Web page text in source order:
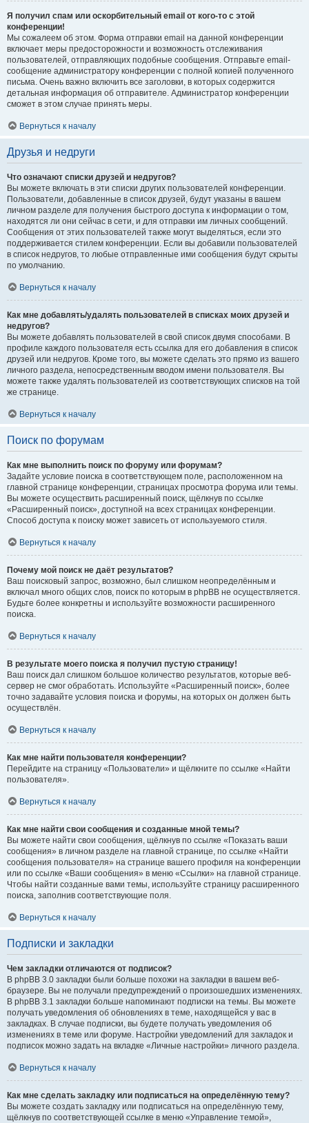
Я получил спам или оскорбительный email от кого-то с этой
конференции!
Мы сожалеем об этом. Форма отправки email на данной конференции
включает меры предосторожности и возможность отслеживания
пользователей, отправляющих подобные сообщения. Отправьте email-
сообщение администратору конференции с полной копией полученного
письма. Очень важно включить все заголовки, в которых содержится
детальная информация об отправителе. Администратор конференции
сможет в этом случае принять меры.
Вернуться к началу
Друзья и недруги
Что означают списки друзей и недругов?
Вы можете включать в эти списки других пользователей конференции.
Пользователи, добавленные в список друзей, будут указаны в вашем
личном разделе для получения быстрого доступа к информации о том,
находятся ли они сейчас в сети, и для отправки им личных сообщений.
Сообщения от этих пользователей также могут выделяться, если это
поддерживается стилем конференции. Если вы добавили пользователей
в список недругов, то любые отправленные ими сообщения будут скрыты
по умолчанию.
Вернуться к началу
Как мне добавлять/удалять пользователей в списках моих друзей и
недругов?
Вы можете добавлять пользователей в свой список двумя способами. В
профиле каждого пользователя есть ссылка для его добавления в список
друзей или недругов. Кроме того, вы можете сделать это прямо из вашего
личного раздела, непосредственным вводом имени пользователя. Вы
можете также удалять пользователей из соответствующих списков на той
же странице.
Вернуться к началу
Поиск по форумам
Как мне выполнить поиск по форуму или форумам?
Задайте условие поиска в соответствующем поле, расположенном на
главной странице конференции, страницах просмотра форума или темы.
Вы можете осуществить расширенный поиск, щёлкнув по ссылке
«Расширенный поиск», доступной на всех страницах конференции.
Способ доступа к поиску может зависеть от используемого стиля.
Вернуться к началу
Почему мой поиск не даёт результатов?
Ваш поисковый запрос, возможно, был слишком неопределённым и
включал много общих слов, поиск по которым в phpBB не осуществляется.
Будьте более конкретны и используйте возможности расширенного
поиска.
Вернуться к началу
В результате моего поиска я получил пустую страницу!
Ваш поиск дал слишком большое количество результатов, которые веб-
сервер не смог обработать. Используйте «Расширенный поиск», более
точно задавайте условия поиска и форумы, на которых он должен быть
осуществлён.
Вернуться к началу
Как мне найти пользователя конференции?
Перейдите на страницу «Пользователи» и щёлкните по ссылке «Найти
пользователя».
Вернуться к началу
Как мне найти свои сообщения и созданные мной темы?
Вы можете найти свои сообщения, щёлкнув по ссылке «Показать ваши
сообщения» в личном разделе на главной странице, по ссылке «Найти
сообщения пользователя» на странице вашего профиля на конференции
или по ссылке «Ваши сообщения» в меню «Ссылки» на главной странице.
Чтобы найти созданные вами темы, используйте страницу расширенного
поиска, заполнив соответствующие поля.
Вернуться к началу
Подписки и закладки
Чем закладки отличаются от подписок?
В phpBB 3.0 закладки были больше похожи на закладки в вашем веб-
браузере. Вы не получали предупреждений о произошедших изменениях.
В phpBB 3.1 закладки больше напоминают подписки на темы. Вы можете
получать уведомления об обновлениях в теме, находящейся у вас в
закладках. В случае подписки, вы будете получать уведомления об
изменениях в теме или форуме. Настройки уведомлений для закладок и
подписок можно задать на вкладке «Личные настройки» личного раздела.
Вернуться к началу
Как мне сделать закладку или подписаться на определённую тему?
Вы можете создать закладку или подписаться на определённую тему,
щёлкнув по соответствующей ссылке в меню «Управление темой»,